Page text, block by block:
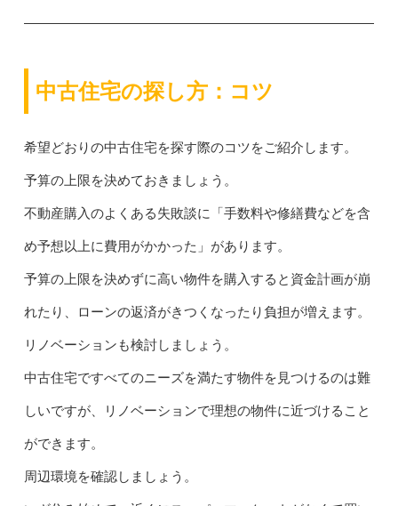
中古住宅の探し方：コツ
希望どおりの中古住宅を探す際のコツをご紹介します。
予算の上限を決めておきましょう。
不動産購入のよくある失敗談に「手数料や修繕費などを含
め予想以上に費用がかかった」があります。
予算の上限を決めずに高い物件を購入すると資金計画が崩
れたり、ローンの返済がきつくなったり負担が増えます。
リノベーションも検討しましょう。
中古住宅ですべてのニーズを満たす物件を見つけるのは難
しいですが、リノベーションで理想の物件に近づけること
ができます。
周辺環境を確認しましょう。